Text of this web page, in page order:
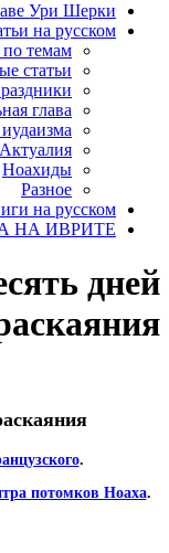
Ури Шерки
на русском
по темам
статьи
глава
Актуалия
Ноахиды
Разное
на русском
НА ИВРИТЕ
дней
.
потомков Ноаха.